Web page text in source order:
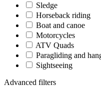
Sledge
Horseback riding
Boat and canoe
Motorcycles
ATV Quads
Paragliding and
Sightseeing
Advanced filters